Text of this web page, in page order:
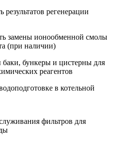
результатов регенерации
замены ионообменной смолы
(при наличии)
бункеры и цистерны для
реагентов
в котельной
фильтров для